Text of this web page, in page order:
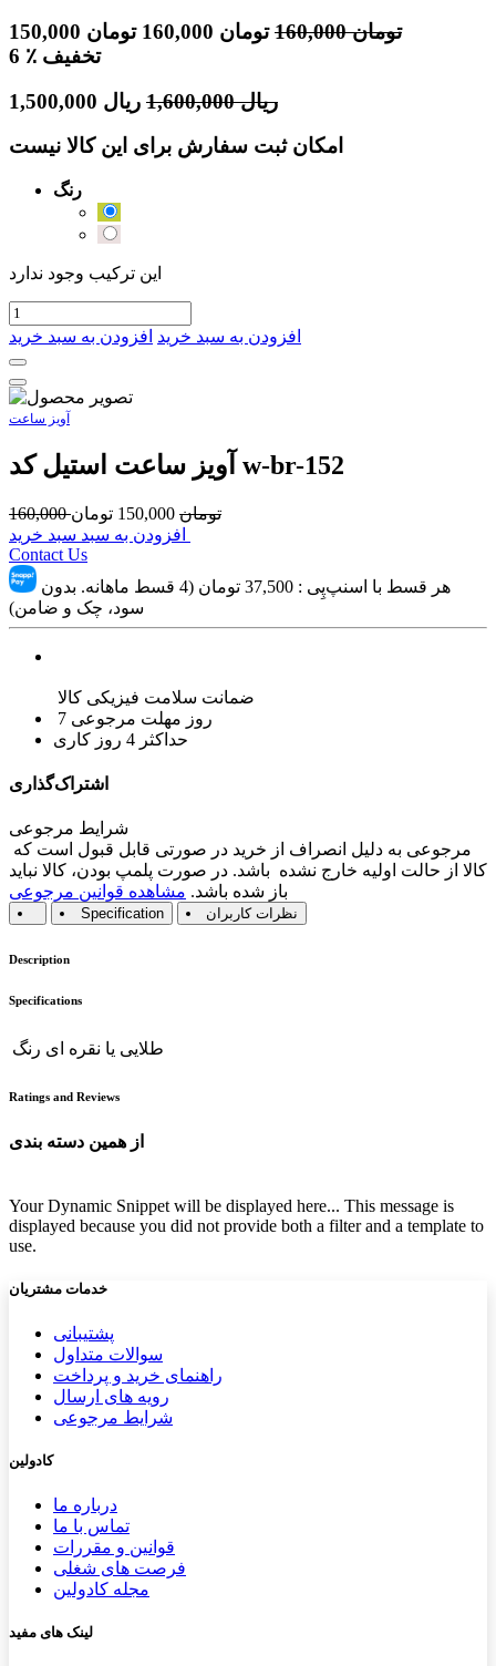
150,000 تومان 160,000 تومان 160,000 تومان
6
٪ تخفیف
1,500,000 ریال 1,600,000 ریال
امکان ثبت سفارش برای این کالا نیست
رنگ
این ترکیب وجود ندارد
افزودن به سبد خرید افزودن به سبد خرید
آویز ساعت
آویز ساعت استیل کد w-br-152
160,000 تومان 150,000 تومان
Contact Us
هر قسط با اسنپ‌پِی : 37,500
تومان (4 قسط ماهانه. بدون
سود، چک و ضامن)
ضمانت سلامت فیزیکی کالا
7 روز مهلت مرجوعی
حداکثر 4 روز کاری
اشتراک‌گذاری
شرایط مرجوعی
کالا از حالت اولیه خارج نشده باشد. در صورت پلمپ بودن، کالا نباید
باز شده باشد. مشاهده قوانین مرجوعی
Specification نظرات کاربران
Description
Specifications
رنگ طلایی یا نقره ای
Ratings and Reviews
از همین دسته بندی
Your Dynamic Snippet will be displayed here... This message is
displayed because you did not provide both a filter and a template to
use.
خدمات مشتریان
پشتیب​​انی
سوالات متداول
راهنمای خرید و پرداخت
رویه های ارسال
شرایط مرجوعی
کادولین
درباره ما
تماس با ما
قوانین و مقررات
فرصت های شغلی
مجله کادولین
لینک های مفید